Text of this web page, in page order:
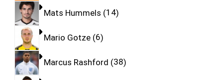
Mats Hummels 14
Mario Gotze 6
Marcus Rashford 38